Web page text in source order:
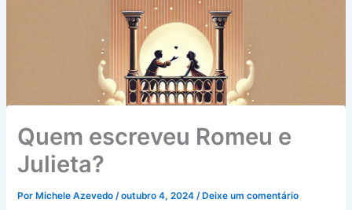
Quem escreveu Romeu e
Julieta?
Por Michele Azevedo/outubro 4, 2024/ Deixe um comentário